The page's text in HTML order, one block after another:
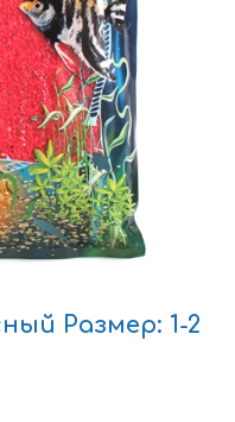
Размер: 1-2